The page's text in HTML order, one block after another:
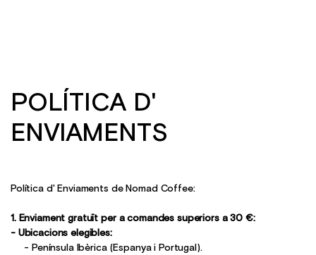
POLÍTICA D'
ENVIAMENTS
Política d' Enviaments de Nomad Coffee:
1. Enviament gratuït per a comandes superiors a 30 €:
- Ubicacions elegibles:
- Península Ibèrica (Espanya i Portugal).